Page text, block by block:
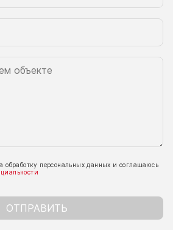
обработку персональных данных и соглашаюсь
ОТПРАВИТЬ